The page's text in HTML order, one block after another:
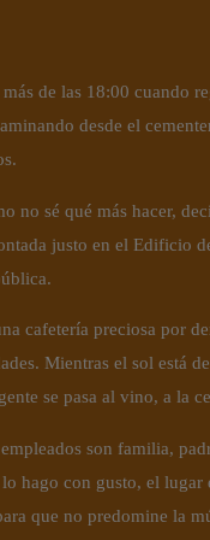
más de las 18:00 cuando
desde el
no sé qué más hacer,
justo en el Edificio
cafetería preciosa por
Mientras el sol está
se pasa al vino, a la
empleados son familia,
hago con gusto, el lugar
que no predomine la